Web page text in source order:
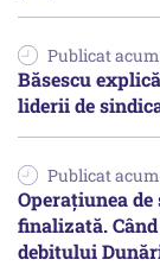
Publicat
Băsescu
liderii de
Publicat
Operațiunea
finalizată.
debitului